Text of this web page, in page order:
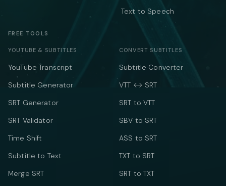
Text to Speech
FREE TOOLS
YOUTUBE & SUBTITLES
YouTube Transcript
Subtitle Generator
SRT Generator
SRT Validator
Time Shift
Subtitle to Text
Merge SRT
CONVERT SUBTITLES
Subtitle Converter
VTT ↔ SRT
SRT to VTT
SBV to SRT
ASS to SRT
TXT to SRT
SRT to TXT